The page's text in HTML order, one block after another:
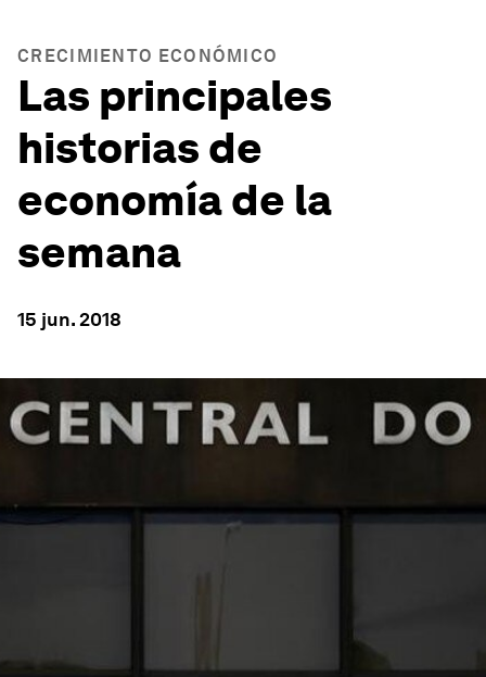
CRECIMIENTO ECONÓMICO
Las principales
historias de
economía de la
semana
15 jun. 2018